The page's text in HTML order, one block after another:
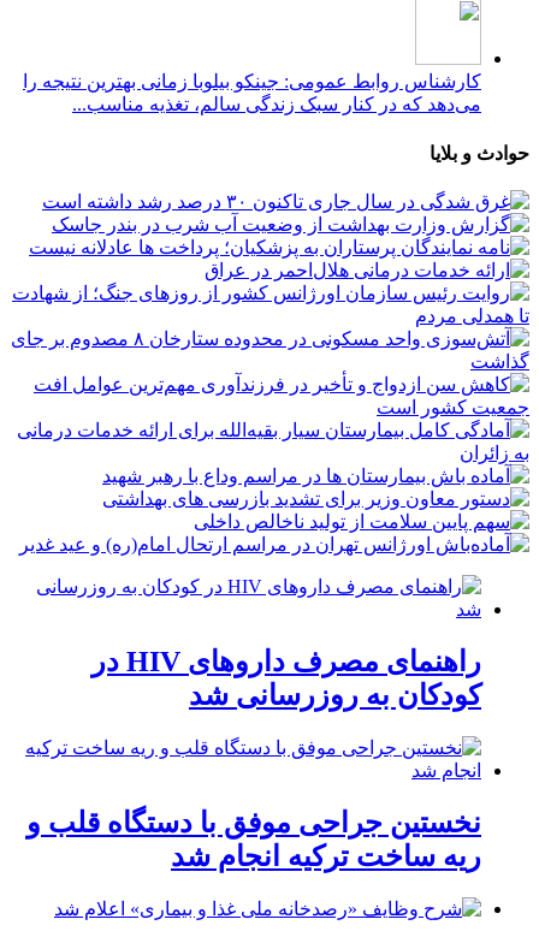
کارشناس روابط عمومی: جینکو بیلوبا زمانی بهترین نتیجه را
می‌دهد که در کنار سبک زندگی سالم، تغذیه مناسب...
حوادث و بلایا
راهنمای مصرف داروهای HIV در
کودکان به روزرسانی شد
نخستین جراحی موفق با دستگاه قلب و
ریه ساخت ترکیه انجام شد